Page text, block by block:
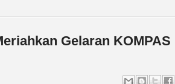
Gelaran KOMPAS